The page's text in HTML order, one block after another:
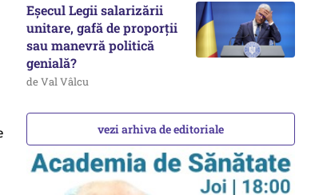
Eșecul Legii salarizării
unitare, gafă de proporții
sau manevră politică
genială?
de Val Vâlcu
vezi arhiva de editoriale